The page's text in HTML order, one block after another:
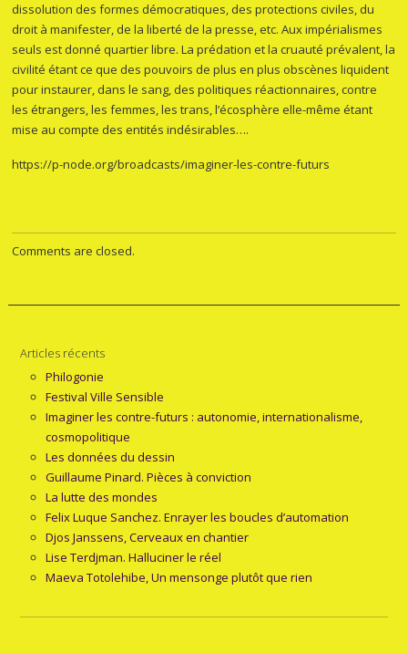
dissolution des formes démocratiques, des protections civiles, du
droit à manifester, de la liberté de la presse, etc. Aux impérialismes
seuls est donné quartier libre. La prédation et la cruauté prévalent, la
civilité étant ce que des pouvoirs de plus en plus obscènes liquident
pour instaurer, dans le sang, des politiques réactionnaires, contre
les étrangers, les femmes, les trans, l’écosphère elle-même étant
mise au compte des entités indésirables….
https://p-node.org/broadcasts/imaginer-les-contre-futurs
Comments are closed.
Articles récents
Philogonie
Festival Ville Sensible
Imaginer les contre-futurs : autonomie, internationalisme,
cosmopolitique
Les données du dessin
Guillaume Pinard. Pièces à conviction
La lutte des mondes
Felix Luque Sanchez. Enrayer les boucles d’automation
Djos Janssens, Cerveaux en chantier
Lise Terdjman. Halluciner le réel
Maeva Totolehibe, Un mensonge plutôt que rien